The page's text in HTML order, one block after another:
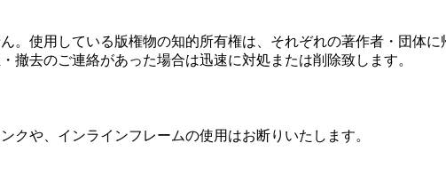
。使用している版権物の知的所有権は、それぞれの著作者・団体
撤去のご連絡があった場合は迅速に対処または削除致します。
クや、インラインフレームの使用はお断りいたします。